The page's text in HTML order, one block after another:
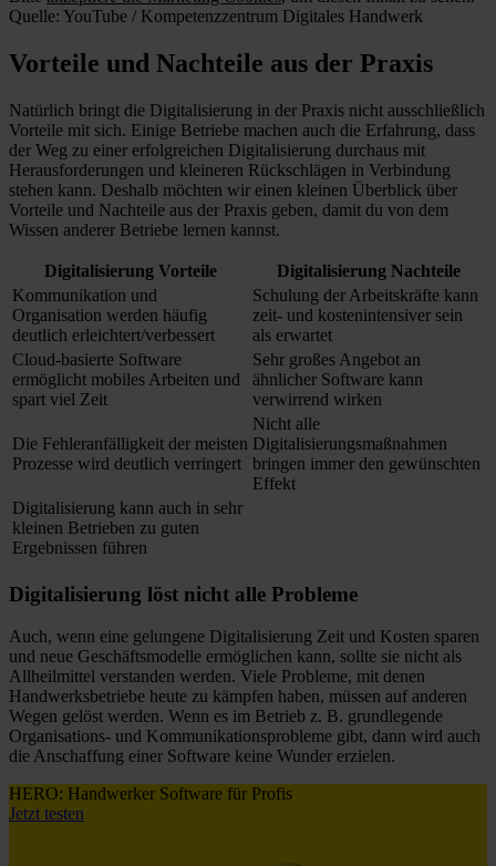
Quelle: YouTube / Kompetenzzentrum Digitales Handwerk
Vorteile und Nachteile aus der Praxis
Natürlich bringt die Digitalisierung in der Praxis nicht ausschließlich
Vorteile mit sich. Einige Betriebe machen auch die Erfahrung, dass
der Weg zu einer erfolgreichen Digitalisierung durchaus mit
Herausforderungen und kleineren Rückschlägen in Verbindung
stehen kann. Deshalb möchten wir einen kleinen Überblick über
Vorteile und Nachteile aus der Praxis geben, damit du von dem
Wissen anderer Betriebe lernen kannst.
Digitalisierung Vorteile
Digitalisierung Nachteile
Kommunikation und
Organisation werden häufig
deutlich erleichtert/verbessert
Schulung der Arbeitskräfte kann
zeit- und kostenintensiver sein
als erwartet
Cloud-basierte Software
ermöglicht mobiles Arbeiten und
spart viel Zeit
Sehr großes Angebot an
ähnlicher Software kann
verwirrend wirken
Die Fehleranfälligkeit der meisten
Prozesse wird deutlich verringert
Nicht alle
Digitalisierungsmaßnahmen
bringen immer den gewünschten
Effekt
Digitalisierung kann auch in sehr
kleinen Betrieben zu guten
Ergebnissen führen
Digitalisierung löst nicht alle Probleme
Auch, wenn eine gelungene Digitalisierung Zeit und Kosten sparen
und neue Geschäftsmodelle ermöglichen kann, sollte sie nicht als
Allheilmittel verstanden werden. Viele Probleme, mit denen
Handwerksbetriebe heute zu kämpfen haben, müssen auf anderen
Wegen gelöst werden. Wenn es im Betrieb z. B. grundlegende
Organisations- und Kommunikationsprobleme gibt, dann wird auch
die Anschaffung einer Software keine Wunder erzielen.
HERO: Handwerker Software für Profis
Jetzt testen